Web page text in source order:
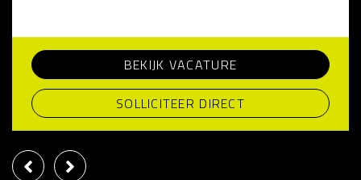
BEKIJK VACATURE
SOLLICITEER DIRECT